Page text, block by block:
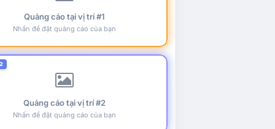
Quảng cáo tại vị trí #1
Nhấn để đặt quảng cáo của bạn
Quảng cáo tại vị trí #2
Nhấn để đặt quảng cáo của bạn